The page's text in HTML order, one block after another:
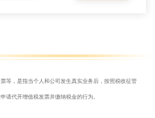
等，是指当个人和公司发生真实业务后，按照税收征管
请代开增值税发票并缴纳税金的行为。